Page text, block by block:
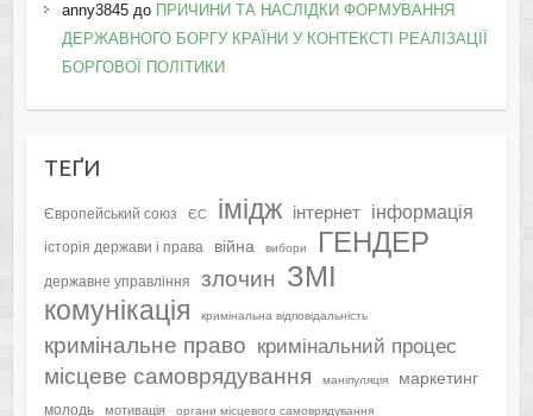
anny3845до ПРИЧИНИ ТА НАСЛІДКИ ФОРМУВАННЯ
ДЕРЖАВНОГО БОРГУ КРАЇНИ У КОНТЕКСТІ РЕАЛІЗАЦІЇ
БОРГОВОЇ ПОЛІТИКИ
ТЕҐИ
Європейський союз ЄС імідж інтернет інформація
історія держави і права війна вибори ГЕНДЕР
державне управління злочин ЗМІ
комунікація кримінальна відповідальність
кримінальне право кримінальний процес
місцеве самоврядування маніпуляція маркетинг
молодь мотивація органи місцевого самоврядування